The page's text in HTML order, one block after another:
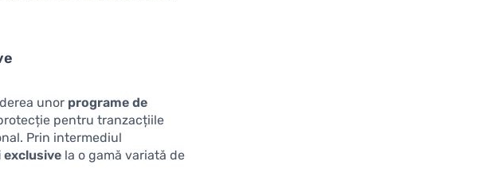
unor programe de
pentru tranzacțiile
Prin intermediul
exclusive la o gamă variată de